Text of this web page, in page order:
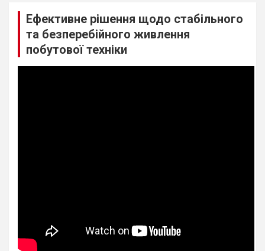
Ефективне рішення щодо стабільного
та безперебійного живлення
побутової техніки